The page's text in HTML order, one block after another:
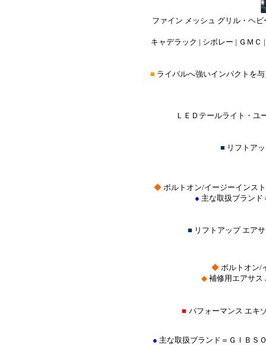
ファイン メッシュ グリル・ヘ
キャデラック | シボレー | ＧＭＣ
■ ライバルへ強いインパクトを
ＬＥＤテールライト・ユ
■ リフトア
◆ ボルトオン/イージーインス
● 主な取扱ブラン
■ リフトアップ エア
◆ ボルトオン/
◆補修用エアサス
■ パフォーマンス エキ
● 主な取扱ブランド＝ＧＩＢＳ